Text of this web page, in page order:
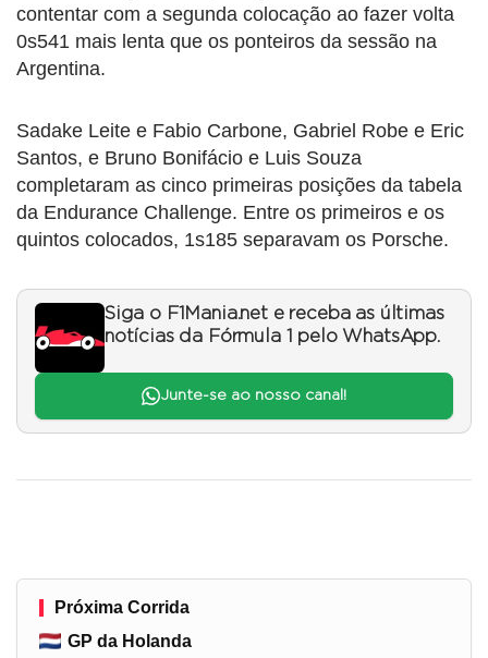
contentar com a segunda colocação ao fazer volta
0s541 mais lenta que os ponteiros da sessão na
Argentina.
Sadake Leite e Fabio Carbone, Gabriel Robe e Eric
Santos, e Bruno Bonifácio e Luis Souza
completaram as cinco primeiras posições da tabela
da Endurance Challenge. Entre os primeiros e os
quintos colocados, 1s185 separavam os Porsche.
Siga o F1Mania.net e receba as últimas
notícias da Fórmula 1 pelo WhatsApp.
Junte-se ao nosso canal!
Próxima Corrida
GP da Holanda